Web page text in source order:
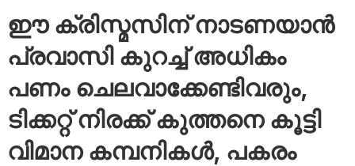
ഈ ക്രിസ്മസിന് നാടണയാൻ
പ്രവാസി കുറച്ച് അധികം
പണം ചെലവാക്കേണ്ടിവരും,
ടിക്കറ്റ് നിരക്ക് കുത്തനെ കൂട്ടി
വിമാന കമ്പനികൾ, പകരം